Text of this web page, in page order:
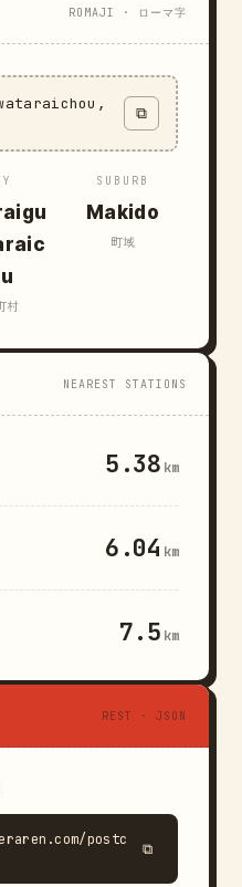
ROMAJI · ローマ字
⧉
村
SUBURB
Makido
町域
NEAREST STATIONS
5.38 km
6.04 km
7.5 km
REST · JSON
postc
⧉